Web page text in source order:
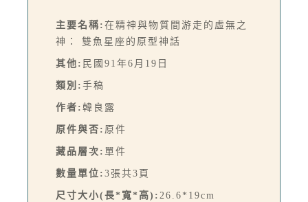
主要名稱: 在精神與物質間游走的虛無之
神： 雙魚星座的原型神話
其他: 民國91年6月19日
類別: 手稿
作者: 韓良露
原件與否: 原件
藏品層次: 單件
數量單位: 3張共3頁
尺寸大小(長*寬*高): 26.6*19cm